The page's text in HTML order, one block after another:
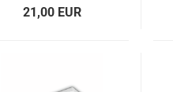
21,00 EUR